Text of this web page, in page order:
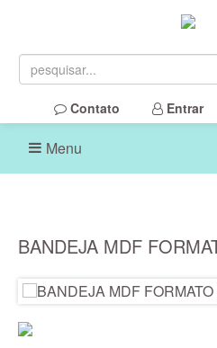
Contato Entrar
Menu
BANDEJA MDF